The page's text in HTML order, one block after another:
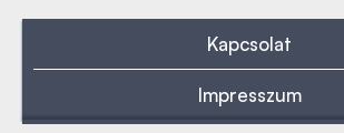
Kapcsolat
Impresszum